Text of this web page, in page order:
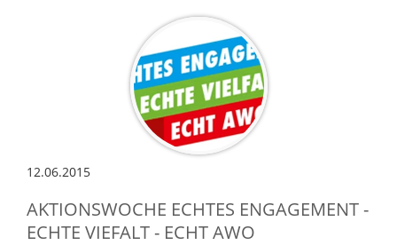
12.06.2015
AKTIONSWOCHE ECHTES ENGAGEMENT -
ECHTE VIEFALT - ECHT AWO